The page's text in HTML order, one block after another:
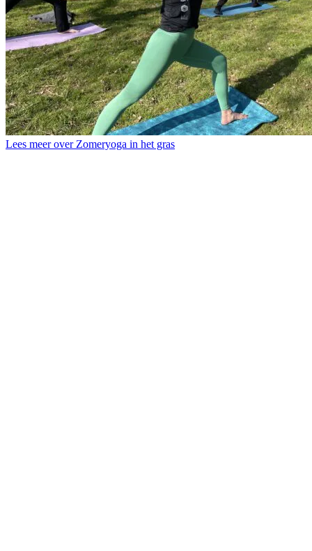
Lees meer over Zomeryoga in het gras